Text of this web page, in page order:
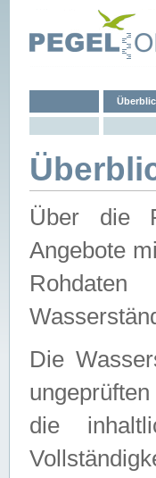
Über die
Angebote
Die
die